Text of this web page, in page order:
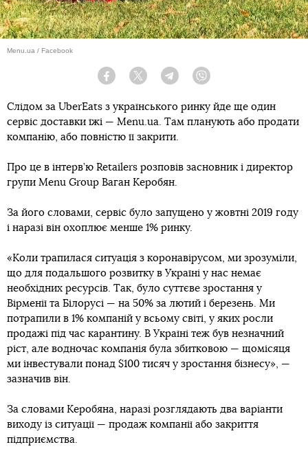
Menu.ua / Facebook
Facebook Twitter Telegram
Слідом за UberEats з українського ринку йде ще один
сервіс доставки їжі — Menu.ua. Там планують або продати
компанію, або повністю її закрити.
Про це в інтерв’ю Retailers розповів засновник і директор
групи Menu Group Ваган Керобян.
За його словами, сервіс було запущено у жовтні 2019 году
і наразі він охоплює менше 1% ринку.
«Коли трапилася ситуація з коронавірусом, ми зрозуміли,
що для подальшого розвитку в Україні у нас немає
необхідних ресурсів. Так, було суттєве зростання у
Вірменії та Білорусі — на 50% за лютий і березень. Ми
потрапили в 1% компаній у всьому світі, у яких росли
продажі під час карантину. В Україні теж був незначний
ріст, але водночас компанія була збитковою — щомісяця
ми інвестували понад $100 тисяч у зростання бізнесу», —
зазначив він.
За словами Керобяна, наразі розглядають два варіанти
виходу із ситуації — продаж компанії або закриття
підприємства.